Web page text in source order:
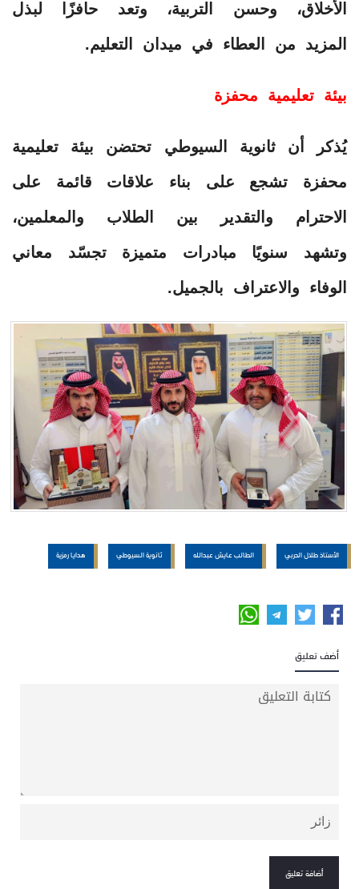
الأخلاق، وحسن التربية، وتعد حافزًا لبذل
المزيد من العطاء في ميدان التعليم.
بيئة تعليمية محفزة
يُذكر أن ثانوية السيوطي تحتضن بيئة تعليمية
محفزة تشجع على بناء علاقات قائمة على
الاحترام والتقدير بين الطلاب والمعلمين،
وتشهد سنويًا مبادرات متميزة تجسّد معاني
الوفاء والاعتراف بالجميل.
الأستاذ طلال الحربي الطالب عايش عبدالله ثانوية السيوطي هدايا رمزية
أضف تعليق